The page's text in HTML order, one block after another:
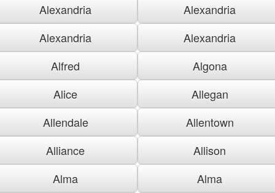
Alexandria
Alexandria
Alexandria
Alexandria
Alfred
Algona
Alice
Allegan
Allendale
Allentown
Alliance
Allison
Alma
Alma